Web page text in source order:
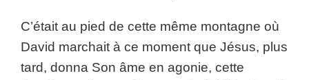
C’était au pied de cette même montagne où
David marchait à ce moment que Jésus, plus
tard, donna Son âme en agonie, cette